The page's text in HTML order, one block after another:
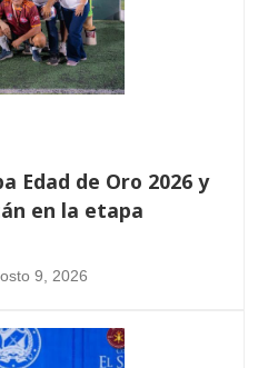
Edad de Oro 2026 y
en la etapa
9, 2026